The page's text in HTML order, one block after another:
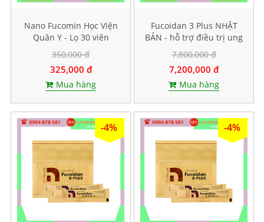
Nano Fucomin Học Viện
Quân Y - Lọ 30 viên
350,000 đ
325,000 đ
Mua hàng
Fucoidan 3 Plus NHẬT
BẢN - hỗ trợ điều trị ung
thư, tăng sức đề kháng
7,800,000 đ
7,200,000 đ
Mua hàng
-4% -4%